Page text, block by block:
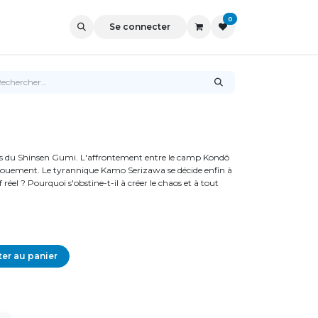
Se connecter
0
du Shinsen Gumi. L'affrontement entre le camp Kondô
Le tyrannique Kamo Serizawa se décide enfin à
réel ? Pourquoi s'obstine-t-il à créer le chaos et à tout
au panier